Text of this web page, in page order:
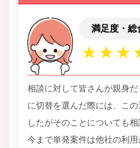
満足度・総
相談に対して皆さんが親身
に切替を選んだ際には、こ
したがそのことについても相
今まで単発案件は他社の利